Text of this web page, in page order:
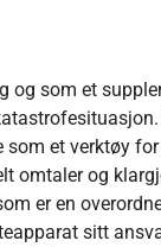
og som et
et verktøy
omtaler og
er en
sitt